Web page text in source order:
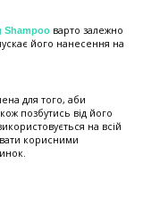
Shampoo варто залежно
його нанесення на
для того, аби
позбутись від його
на всій
корисними